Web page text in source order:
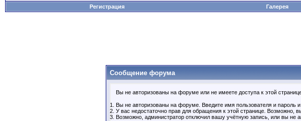
Регистрация
Галерея
Сообщение форума
Вы не авторизованы на форуме или не имеете доступа к этой
Вы не авторизованы на форуме. Введите имя пользователя и пароль
У вас недостаточно прав для обращения к этой странице. Возможно,
Возможно, администратор отключил вашу учётную запись, или вы не